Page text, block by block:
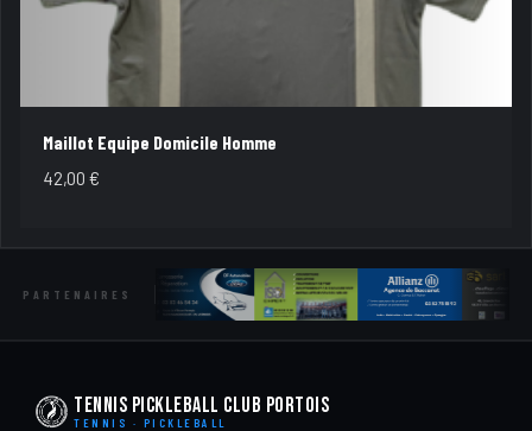
Maillot Equipe Domicile Homme
42,00€
PARTENAIRES
Tennis Pickleball Club Portois
TENNIS · PICKLEBALL